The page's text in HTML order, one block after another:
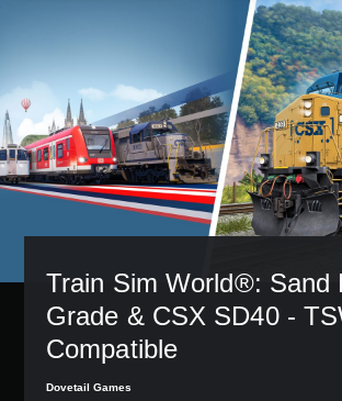
Train Sim World®: Sand
Grade & CSX SD40 -
Compatible
Dovetail Games